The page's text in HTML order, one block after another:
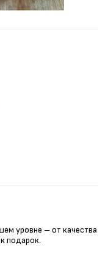
уровне – от качества
подарок.